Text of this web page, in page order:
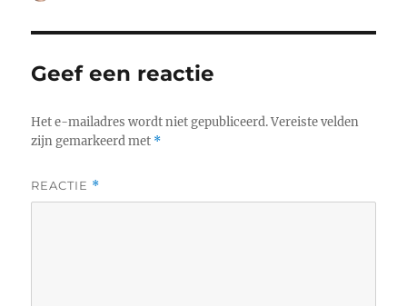
Geef een reactie
Het e-mailadres wordt niet gepubliceerd. Vereiste velden
zijn gemarkeerd met *
REACTIE *